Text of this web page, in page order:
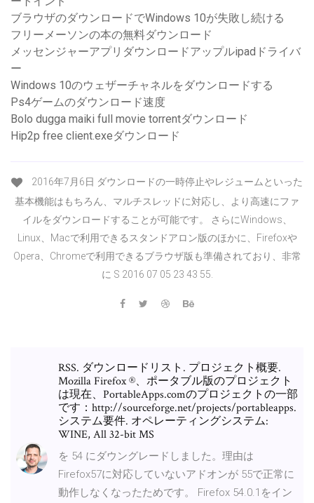
ブラウザのダウンロードでWindows 10が失敗し続ける
フリーメーソンの本の無料ダウンロード
メッセンジャーアプリダウンロードアップルipadドライバ
ー
Windows 10のウェザーチャネルをダウンロードする
Ps4ゲームのダウンロード速度
Bolo dugga maiki full movie torrentダウンロード
Hip2p free client.exeダウンロード
2016年7月6日 ダウンロードの一時停止やレジュームといった
基本機能はもちろん、マルチスレッドに対応し、より高速にファ
イルをダウンロードすることが可能です。 さらにWindows、
Linux、Macで利用できるスタンドアロン版のほかに、Firefoxや
Opera、Chromeで利用できるブラウザ版も準備されており、非常
に S 2016 07 05 23 43 55.
RSS. ダウンロードリスト. プロジェクト概要.
Mozilla Firefox ®、ポータブル版のプロジェクト
は現在、PortableApps.comのプロジェクトの一部
です：http://sourceforge.net/projects/portableapps.
システム要件. オペレーティングシステム:
WINE, All 32-bit MS
を 54 にダウングレードしました。理由は
Firefox57に対応していないアドオンが 55で正常に
動作しなくなったためです。 Firefox 54.0.1をイン